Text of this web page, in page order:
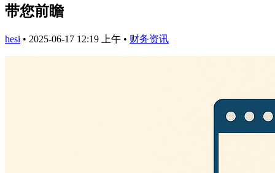
带您前瞻
hesi • 2025-06-17 12:19 上午 • 财务资讯